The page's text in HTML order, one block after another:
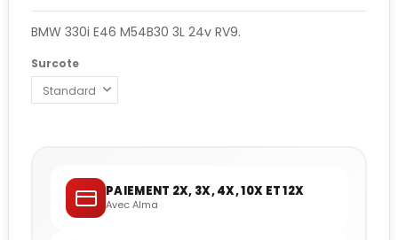
BMW 330i E46 M54B30 3L 24v RV9.
Surcote
PAIEMENT 2X, 3X, 4X, 10X ET 12X
Avec Alma